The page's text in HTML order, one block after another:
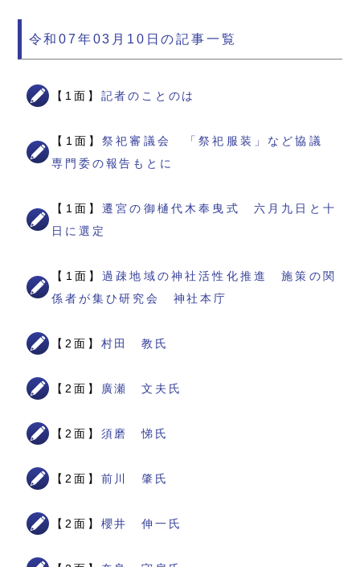
令和07年03月10日の記事一覧
【1面】 記者のことのは
【1面】祭祀審議会 「祭祀服装」など協議
専門委の報告もとに
【1面】遷宮の御樋代木奉曳式 六月九日と十
日に選定
【1面】過疎地域の神社活性化推進 施策の関
係者が集ひ研究会 神社本庁
【2面】 村田 教氏
【2面】 廣瀬 文夫氏
【2面】 須磨 悌氏
【2面】 前川 肇氏
【2面】 櫻井 伸一氏